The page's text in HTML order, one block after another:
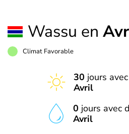
Wassu en
Climat Favorable
30 jours
Avril
0 jours avec
Avril